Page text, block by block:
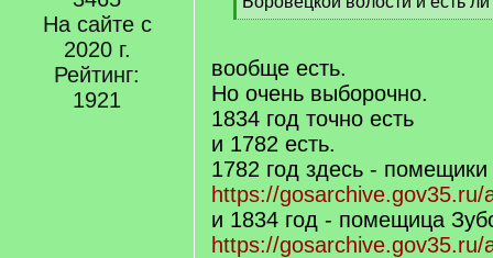
На сайте с
2020 г.
Рейтинг:
1921
][
q
]
вообще есть.
Но очень выборочно.
1834 год точно есть
и 1782 есть.
1782 год здесь -
https://
и 1834 год - помещица
https://